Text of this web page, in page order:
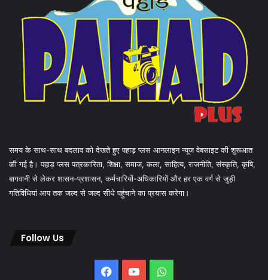
समय के साथ-साथ बदलाव को देखते हुए पहाड़ प्लस आनलाइन न्यूज वेबसाइट की शुरूआत
की गई है। पहाड़ प्लस पत्रकारिता, शिक्षा, समाज, कला, साहित्य, राजनीति, संस्कृति, कृषि,
बागवानी से लेकर शासन-प्रशासन, कर्मचारियों-अधिकारियों और हर एक वर्ग से जुड़ी
गतिविधियां आप तक जल्द से जल्द सीधे पहुंचाने का प्रयास करेगा।
Follow Us
FacebookYouTubeWhatsApp